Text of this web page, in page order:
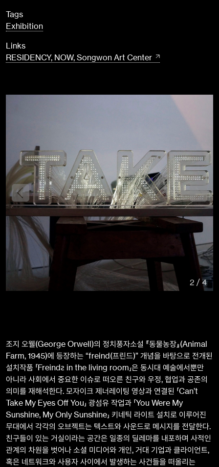
Tags
Exhibition
Links
RESIDENCY, NOW, Songwon Art Center
2 /4
조지 오웰(George Orwell)의 정치풍자소설 『동물농장』(Animal
Farm, 1945)에 등장하는 “freind(프린드)” 개념을 바탕으로 전개된
설치작품 「Freindƨ in the living room」은 동시대 예술에서뿐만
아니라 사회에서 중요한 이슈로 떠오른 친구와 우정, 협업과 공존의
의미를 재해석한다. 모자이크 제너레이팅 영상과 연결된 「Can’t
Take My Eyes Off You」 광섬유 작업과 「You Were My
Sunshine, My Only Sunshine」 키네틱 라이트 설치로 이루어진
무대에서 각각의 오브젝트는 텍스트와 사운드로 메시지를 전달한다.
친구들이 있는 거실이라는 공간은 일종의 딜레마를 내포하며 사적인
관계의 차원을 벗어나 소셜 미디어와 개인, 거대 기업과 클라이언트,
혹은 네트워크와 사용자 사이에서 발생하는 사건들을 떠올리는